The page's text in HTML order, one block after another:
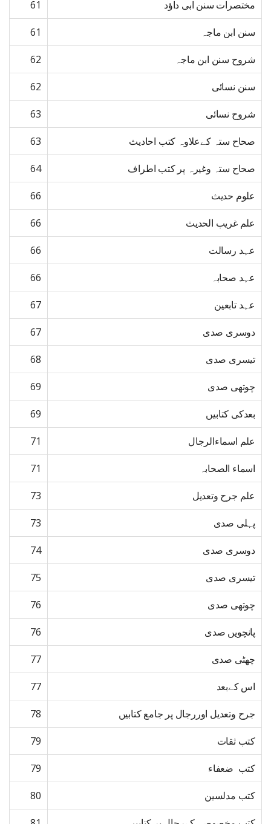
مختصرات سنن ابی داؤد 61
سنن ابن ماجہ 61
شروح سنن ابن ماجہ 62
سنن نسائی 62
شروح نسائی 63
صحاح ستہ کےعلاوہ کتب احادیث 63
صحاح ستہ وغیرہ پر کتب اطراف 64
علوم حدیث 66
علم غریب الحدیث 66
عہد رسالت 66
عہد صحابہ 66
عہد تابعین 67
دوسری صدی 67
تیسری صدی 68
چوتھی صدی 69
بعدکی کتابیں 69
علم اسماءالرجال 71
اسماء الصحابہ 71
علم جرح وتعدیل 73
پہلی صدی 73
دوسری صدی 74
تیسری صدی 75
چوتھی صدی 76
پانچویں صدی 76
چھٹی صدی 77
اس کےبعد 77
جرح وتعدیل اوررجال پر جامع کتابیں 78
کتب ثقات 79
کتب ضعفاء 79
کتب مدلسین 80